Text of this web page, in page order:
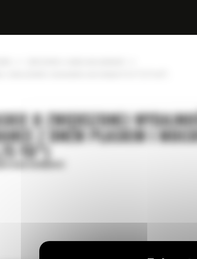
O ZWIĘKSZONEJ
Z DNEM PŁASKIM I
YD³)
wydajności